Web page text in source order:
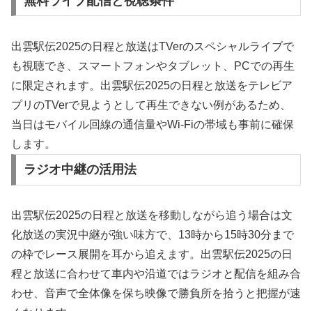
出雲駅伝2025の日程と放送はTVerのスペシャルライブで
も視聴でき、スマートフォンやタブレット、PCでの再生
に限定されます。出雲駅伝2025の日程と放送をテレビア
プリのTVerで見ようとして再生できない例があるため、
当日はモバイル回線の通信量やWi-Fiの帯域も事前に確保
します。
ラジオ中継の活用法
出雲駅伝2025の日程と放送を移動しながら追う場合は文
化放送の実況中継が強い味方で、13時から15時30分まで
の枠でレース展開を耳から追えます。出雲駅伝2025の日
程と放送に合わせて車内や沿道ではラジオと配信を組み合
わせ、音声で全体像を保ち映像で勝負所を拾うと把握が速